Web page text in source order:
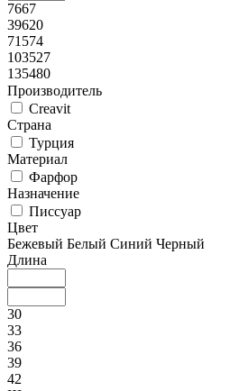
7667
39620
71574
103527
135480
Производитель
Creavit
Страна
Турция
Материал
Фарфор
Назначение
Писсуар
Цвет
Бежевый Белый Синий Черный
Длина
30
33
36
39
42